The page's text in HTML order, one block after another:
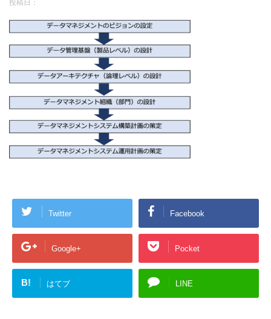
投稿日：
Twitter Facebook
Google+ Pocket
B! はてブ LINE